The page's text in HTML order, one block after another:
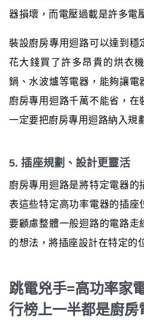
器損壞，而電壓過載是許多電
裝設廚房專用迴路可以達到穩
花大錢買了許多昂貴的烘衣
鍋、水波爐等電器，能夠讓電
廚房專用迴路千萬不能省，在
一定要把廚房專用迴路納入規
5. 插座規劃、設計更靈活
廚房專用迴路是將特定電器的
表這些特定高功率電器的插座
要顧慮整體一般迴路的電路走
的想法，將插座設計在特定的
跳電兇手=高功率家
行榜上一半都是廚房